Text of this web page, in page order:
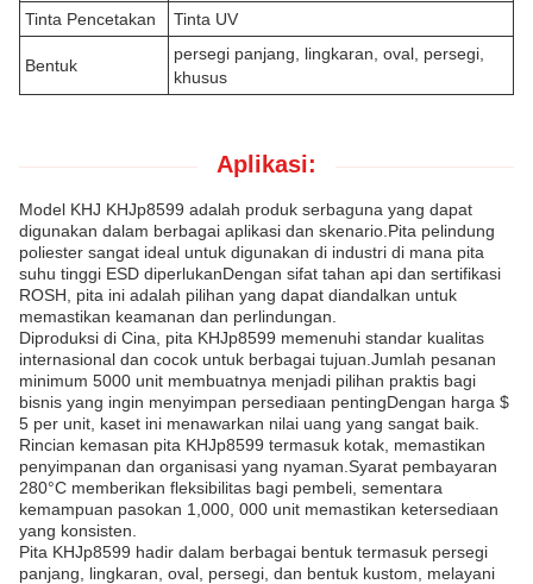
Tinta Pencetakan Tinta UV
Bentuk
persegi panjang, lingkaran, oval, persegi,
khusus
Aplikasi:
Model KHJ KHJp8599 adalah produk serbaguna yang dapat
digunakan dalam berbagai aplikasi dan skenario.Pita pelindung
poliester sangat ideal untuk digunakan di industri di mana pita
suhu tinggi ESD diperlukanDengan sifat tahan api dan sertifikasi
ROSH, pita ini adalah pilihan yang dapat diandalkan untuk
memastikan keamanan dan perlindungan.
Diproduksi di Cina, pita KHJp8599 memenuhi standar kualitas
internasional dan cocok untuk berbagai tujuan.Jumlah pesanan
minimum 5000 unit membuatnya menjadi pilihan praktis bagi
bisnis yang ingin menyimpan persediaan pentingDengan harga $
5 per unit, kaset ini menawarkan nilai uang yang sangat baik.
Rincian kemasan pita KHJp8599 termasuk kotak, memastikan
penyimpanan dan organisasi yang nyaman.Syarat pembayaran
280°C memberikan fleksibilitas bagi pembeli, sementara
kemampuan pasokan 1,000, 000 unit memastikan ketersediaan
yang konsisten.
Pita KHJp8599 hadir dalam berbagai bentuk termasuk persegi
panjang, lingkaran, oval, persegi, dan bentuk kustom, melayani